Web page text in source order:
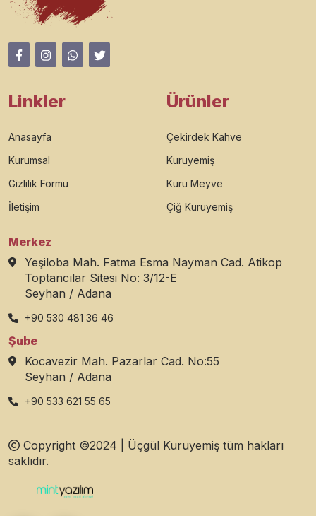
Linkler
Anasayfa
Kurumsal
Gizlilik Formu
İletişim
Ürünler
Çekirdek Kahve
Kuruyemiş
Kuru Meyve
Çiğ Kuruyemiş
Merkez
Yeşiloba Mah. Fatma Esma Nayman Cad. Atikop
Toptancılar Sitesi No: 3/12-E
Seyhan / Adana
+90 530 481 36 46
Şube
Kocavezir Mah. Pazarlar Cad. No:55
Seyhan / Adana
+90 533 621 55 65
Copyright ©2024 | Üçgül Kuruyemiş tüm hakları
saklıdır.